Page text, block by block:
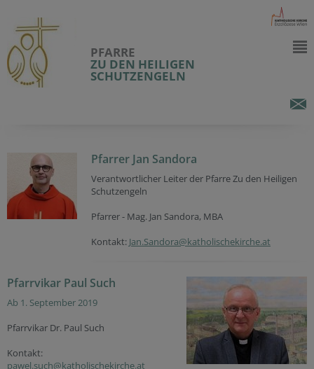
PFARRE
ZU DEN HEILIGEN
SCHUTZENGELN
Pfarrer Jan Sandora
Verantwortlicher Leiter der Pfarre Zu den Heiligen
Schutzengeln
Pfarrer - Mag. Jan Sandora, MBA
Kontakt: Jan.Sandora@katholischekirche.at
Pfarrvikar Paul Such
Ab 1. September 2019
Pfarrvikar Dr. Paul Such
Kontakt:
pawel.such@katholischekirche.at